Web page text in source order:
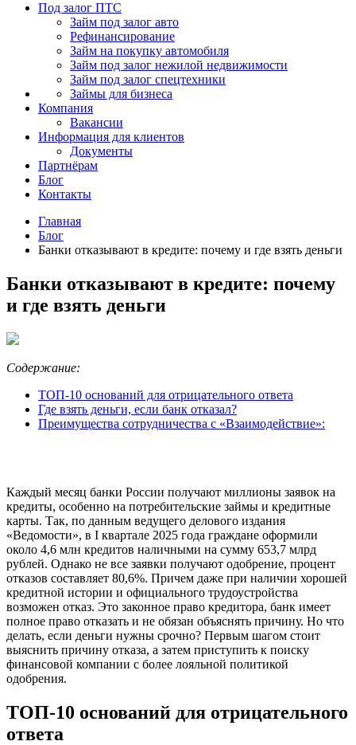
Под залог ПТС
Займ под залог авто
Рефинансирование
Займ на покупку автомобиля
Займ под залог нежилой недвижимости
Займ под залог спецтехники
Займы для бизнеса
Компания
Вакансии
Информация для клиентов
Документы
Партнёрам
Блог
Контакты
Главная
Блог
Банки отказывают в кредите: почему и где взять деньги
Банки отказывают в кредите: почему
и где взять деньги
Содержание:
ТОП-10 оснований для отрицательного ответа
Где взять деньги, если банк отказал?
Преимущества сотрудничества c «Взаимодействие»:
Каждый месяц банки России получают миллионы заявок на
кредиты, особенно на потребительские займы и кредитные
карты. Так, по данным ведущего делового издания
«Ведомости», в I квартале 2025 года граждане оформили
около 4,6 млн кредитов наличными на сумму 653,7 млрд
рублей. Однако не все заявки получают одобрение, процент
отказов составляет 80,6%. Причем даже при наличии хорошей
кредитной истории и официального трудоустройства
возможен отказ. Это законное право кредитора, банк имеет
полное право отказать и не обязан объяснять причину. Но что
делать, если деньги нужны срочно? Первым шагом стоит
выяснить причину отказа, а затем приступить к поиску
финансовой компании с более лояльной политикой
одобрения.
ТОП-10 оснований для отрицательного
ответа